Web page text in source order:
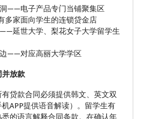
——电子产品专门当铺聚集区
家面向学生的连锁贷金店
延世大学、梨花女子大学留学生
——对应高丽大学学区
并放款
贷款合同必须提供韩文、英文双
APP提供语音解读）。留学生有
的语言解释合同条款。在确认年